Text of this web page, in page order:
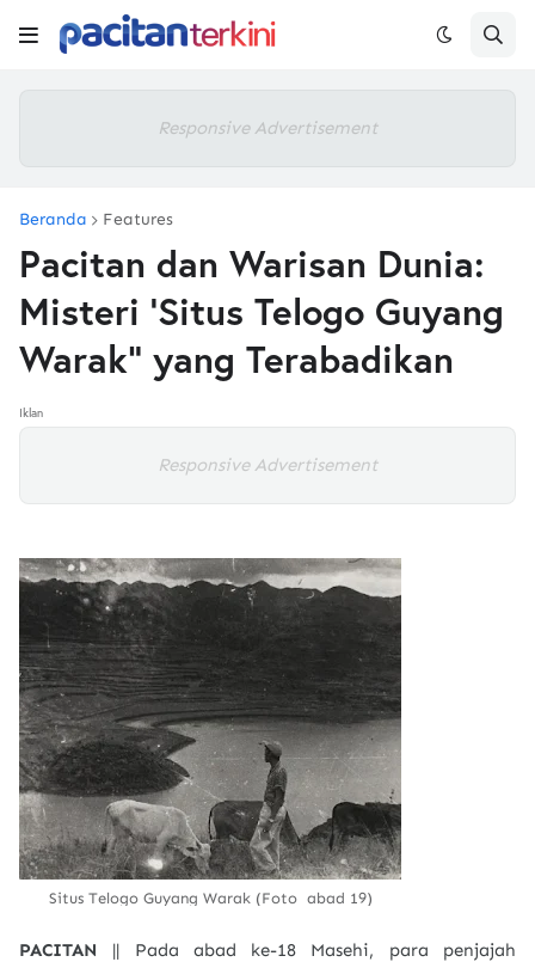
Responsive Advertisement
Beranda Features
Pacitan dan Warisan Dunia:
Misteri 'Situs Telogo Guyang
Warak" yang Terabadikan
Iklan
Responsive Advertisement
Situs Telogo Guyang Warak (Foto abad 19)
PACITAN || Pada abad ke-18 Masehi, para penjajah